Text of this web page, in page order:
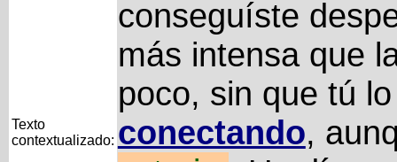
Texto
contextualizado:
conseguíste
más intensa que
poco, sin que tú
conectando,